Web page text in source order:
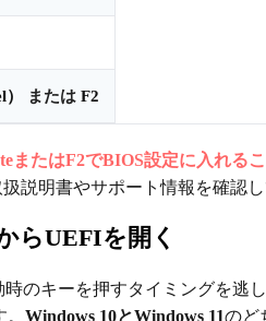
または F2
またはF2でBIOS設定に入れる
説明書やサポート情報を確認し
らUEFIを開く
のキーを押すタイミングを逃
Windows 10とWindows 11のど